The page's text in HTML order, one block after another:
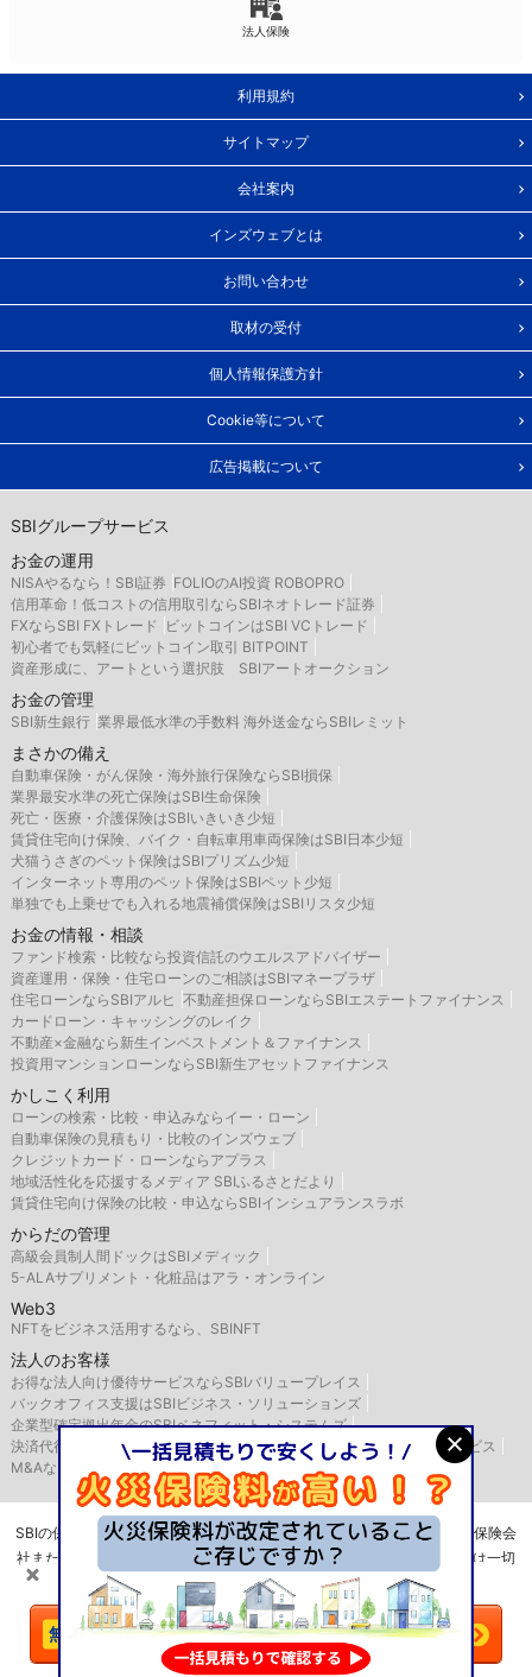
法人保険
利用規約
サイトマップ
会社案内
インズウェブとは
お問い合わせ
取材の受付
個人情報保護方針
Cookie等について
広告掲載について
SBIグループサービス
お金の運用
NISAやるなら！SBI証券 FOLIOのAI投資 ROBOPRO
信用革命！低コストの信用取引ならSBIネオトレード証券
FXならSBI FXトレード
ビットコインはSBI VCトレード
初心者でも気軽にビットコイン取引 BITPOINT
資産形成に、アートという選択肢 SBIアートオークション
お金の管理
SBI新生銀行 業界最低水準の手数料 海外送金ならSBIレミット
まさかの備え
自動車保険・がん保険・海外旅行保険ならSBI損保
業界最安水準の死亡保険はSBI生命保険
死亡・医療・介護保険はSBIいきいき少短
賃貸住宅向け保険、バイク・自転車用車両保険はSBI日本少短
犬猫うさぎのペット保険はSBIプリズム少短
インターネット専用のペット保険はSBIペット少短
単独でも上乗せでも入れる地震補償保険はSBIリスタ少短
お金の情報・相談
ファンド検索・比較なら投資信託のウエルスアドバイザー
資産運用・保険・住宅ローンのご相談はSBIマネープラザ
住宅ローンならSBIアルヒ 不動産担保ローンならSBIエステートファイナンス
カードローン・キャッシングのレイク
不動産×金融なら新生インベストメント＆ファイナンス
投資用マンションローンならSBI新生アセットファイナンス
かしこく利用
ローンの検索・比較・申込みならイー・ローン
自動車保険の見積もり・比較のインズウェブ
クレジットカード・ローンならアプラス
地域活性化を応援するメディア SBIふるさとだより
賃貸住宅向け保険の比較・申込ならSBIインシュアランスラボ
からだの管理
高級会員制人間ドックはSBIメディック
5-ALAサプリメント・化粧品はアラ・オンライン
Web3
NFTをビジネス活用するなら、SBINFT
法人のお客様
お得な法人向け優待サービスならSBIバリュープレイス
バックオフィス支援はSBIビジネス・ソリューションズ
企業型確定拠出年金のSBIベネフィット・システムズ
決済代行サービスはゼウス 航空機・船舶リースならSBIリーシングサービス
M&AならSBI辻・本郷M&A
SBIの保険比較インズウェブを運営するSBIホールディングス株式会社は保険会
社または保険代理店ではありませんので、保険の媒介・募集・販売行為は一切
行いません。
Copyright© SBI Holdings Inc. All Rights Reserved.
＼火災保険は 比較で安くなる！／
今すぐ一括見積もりへ